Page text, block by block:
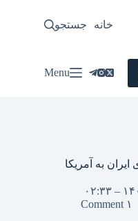
خانه سیاسی
جستجو
Menu
۱ Comment